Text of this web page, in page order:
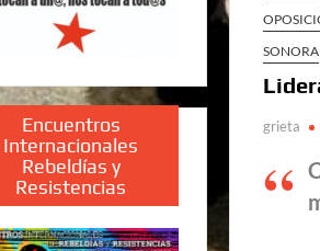
SONORA
grieta
Encuentros
Internacionales
Rebeldías y
Resistencias